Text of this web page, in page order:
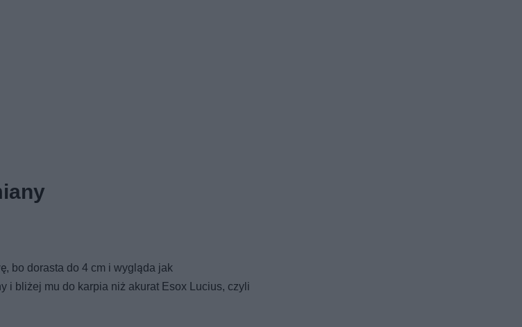
bo dorasta do 4 cm i wygląda jak
i bliżej mu do karpia niż akurat Esox Lucius, czyli